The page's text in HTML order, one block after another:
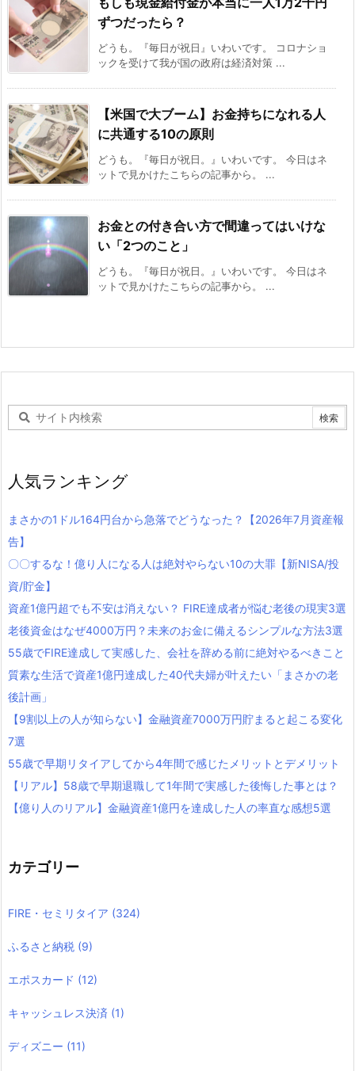
ずつだったら？
どうも。『毎日が祝日』いわいです。 コロナショ
ックを受けて我が国の政府は経済対策 ...
【米国で大ブーム】お金持ちになれる人
に共通する10の原則
どうも。『毎日が祝日。』いわいです。 今日はネ
ットで見かけたこちらの記事から。 ...
お金との付き合い方で間違ってはいけな
い「2つのこと」
どうも。『毎日が祝日。』いわいです。 今日はネ
ットで見かけたこちらの記事から。 ...
人気ランキング
まさかの1ドル164円台から急落でどうなった？【2026年7月資産報
告】
〇〇するな！億り人になる人は絶対やらない10の大罪【新NISA/投
資/貯金】
資産1億円超でも不安は消えない？ FIRE達成者が悩む老後の現実3選
老後資金はなぜ4000万円？未来のお金に備えるシンプルな方法3選
55歳でFIRE達成して実感した、会社を辞める前に絶対やるべきこと
質素な生活で資産1億円達成した40代夫婦が叶えたい「まさかの老
後計画」
【9割以上の人が知らない】金融資産7000万円貯まると起こる変化
7選
55歳で早期リタイアしてから4年間で感じたメリットとデメリット
【リアル】58歳で早期退職して1年間で実感した後悔した事とは？
【億り人のリアル】金融資産1億円を達成した人の率直な感想5選
カテゴリー
FIRE・セミリタイア (324)
ふるさと納税 (9)
エポスカード (12)
キャッシュレス決済 (1)
ディズニー (11)